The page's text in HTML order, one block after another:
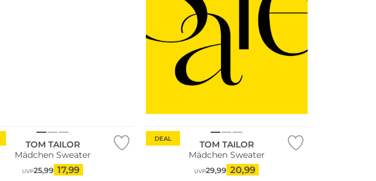
TOM TAILOR
Mädchen Sweater
UVP25,99 17,99
DEAL
TOM TAILOR
Mädchen Sweater
UVP29,99 20,99